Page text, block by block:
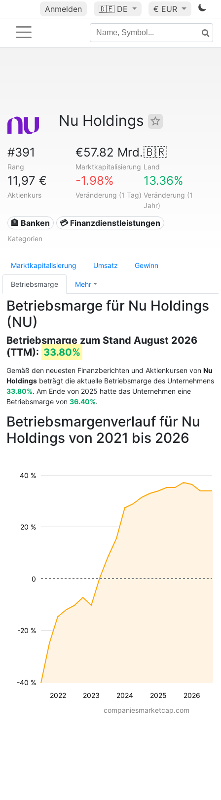
Anmelden 🇩🇪 DE € EUR
Nu Holdings
#391
Rang
€57.82 Mrd.
Marktkapitalisierung
🇧🇷
Land
11,97 €
Aktienkurs
-1.98%
Veränderung (1 Tag)
13.36%
Veränderung (1
Jahr)
🏦 Banken 💳 Finanzdienstleistungen
Kategorien
Marktkapitalisierung Umsatz Gewinn
Betriebsmarge Mehr
Betriebsmarge für Nu Holdings
(NU)
Betriebsmarge zum Stand August 2026
(TTM): 33.80%
Gemäß den neuesten Finanzberichten und Aktienkursen von Nu
Holdings beträgt die aktuelle Betriebsmarge des Unternehmens
33.80%. Am Ende von 2025 hatte das Unternehmen eine
Betriebsmarge von 36.40%.
Betriebsmargenverlauf für Nu
Holdings von 2021 bis 2026
2022 2023 2024 2025 2026
-40 %
-20 %
20 %
40 %
0
companiesmarketcap.com